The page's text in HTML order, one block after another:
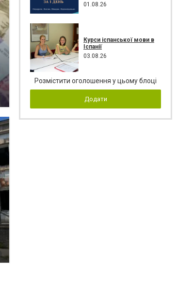
01.08.26
Курси іспанської мови в
Іспанії
03.08.26
Розмістити оголошення у цьому блоці
Додати